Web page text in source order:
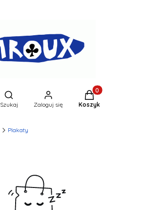
Otwórz wyszukiwarkę
Szukaj Zaloguj się
Produkty w
Koszyk
Plakaty